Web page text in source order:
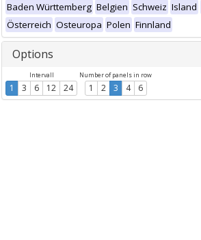
Baden Württemberg Belgien Schweiz Island
Österreich Osteuropa Polen Finnland
Options
Intervall
1 3 6 12 24
Number of panels in row
1 2 3 4 6